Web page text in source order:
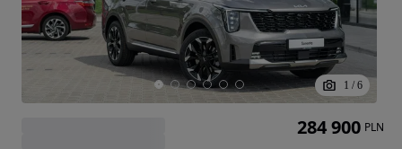
1 / 6
284 900 PLN